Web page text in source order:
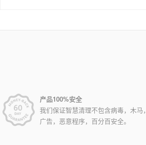
产品100%安全
我们保证智慧清理不包含病毒，木马，
广告，恶意程序，百分百安全。